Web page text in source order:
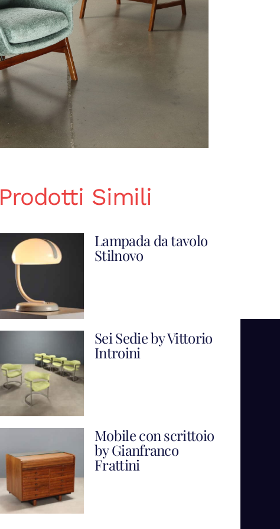
Prodotti Simili
Lampada da tavolo
Stilnovo
Sei Sedie by Vittorio
Introini
Mobile con scrittoio
by Gianfranco
Frattini